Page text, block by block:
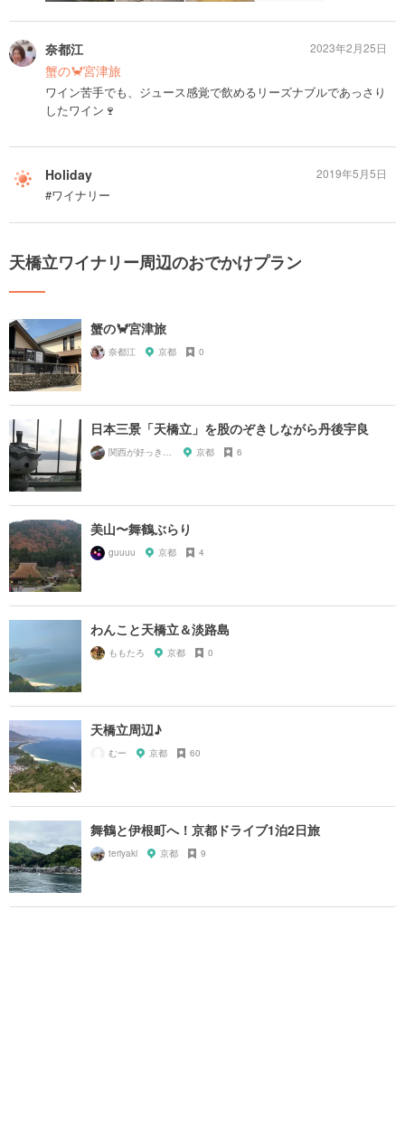
奈都江
蟹の🦀宮津旅
ワイン苦手でも、ジュース感覚で飲めるリーズナブルであっさり
したワイン🍷
2023年2月25日
Holiday
#ワイナリー
2019年5月5日
天橋立ワイナリー周辺のおでかけプラン
蟹の🦀宮津旅
奈都江 京都 0
日本三景「天橋立」を股のぞきしながら丹後宇良
関西が好っきゃねん 京都 6
美山〜舞鶴ぶらり
guuuu 京都 4
わんこと天橋立＆淡路島
ももたろ 京都 0
天橋立周辺♪
むー 京都 60
舞鶴と伊根町へ！京都ドライブ1泊2日旅
teriyaki 京都 9